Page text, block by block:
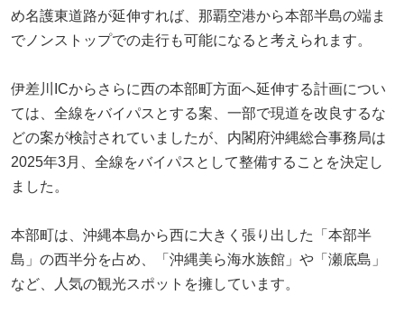
め名護東道路が延伸すれば、那覇空港から本部半島の端ま
でノンストップでの走行も可能になると考えられます。
伊差川ICからさらに西の本部町方面へ延伸する計画につい
ては、全線をバイパスとする案、一部で現道を改良するな
どの案が検討されていましたが、内閣府沖縄総合事務局は
2025年3月、全線をバイパスとして整備することを決定し
ました。
本部町は、沖縄本島から西に大きく張り出した「本部半
島」の西半分を占め、「沖縄美ら海水族館」や「瀬底島」
など、人気の観光スポットを擁しています。